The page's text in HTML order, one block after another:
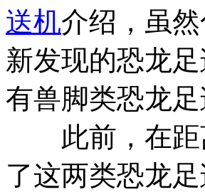
送机介绍，虽
新发现的恐龙
有兽脚类恐龙足
此前，在距
了这两类恐龙